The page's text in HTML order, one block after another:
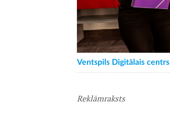
Ventspils Digitālais centrs
Reklāmraksts